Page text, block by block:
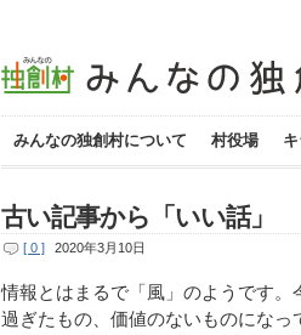
みんなの独創村について 村役場
古い記事から「いい話」
[ 0 ] 2020年3月10日
情報とはまるで「風」のようです。
過ぎたもの、価値のないものにな